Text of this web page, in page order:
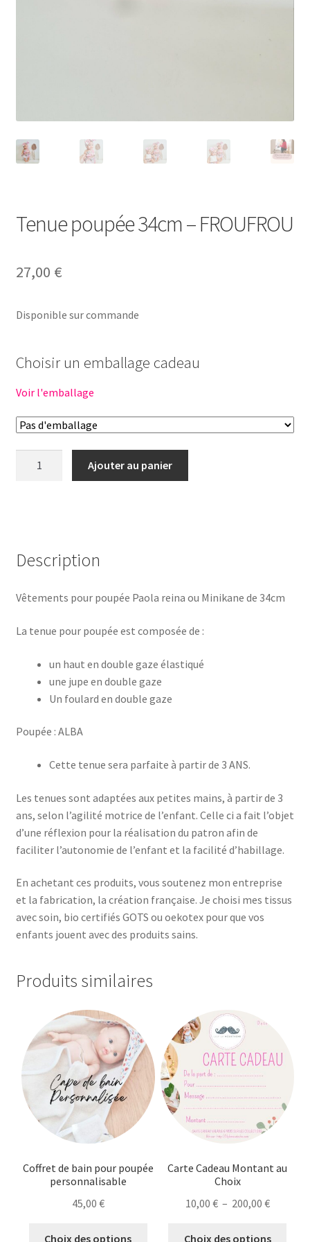
Tenue poupée 34cm – FROUFROU
27,00 €
Disponible sur commande
Choisir un emballage cadeau
Voir l'emballage
FROUFROU
Ajouter au panier
Description
Vêtements pour poupée Paola reina ou Minikane de 34cm
La tenue pour poupée est composée de :
un haut en double gaze élastiqué
une jupe en double gaze
Un foulard en double gaze
Poupée : ALBA
Cette tenue sera parfaite à partir de 3 ANS.
Les tenues sont adaptées aux petites mains, à partir de 3
ans, selon l’agilité motrice de l’enfant. Celle ci a fait l’objet
d’une réflexion pour la réalisation du patron afin de
faciliter l’autonomie de l’enfant et la facilité d’habillage.
En achetant ces produits, vous soutenez mon entreprise
et la fabrication, la création française. Je choisi mes tissus
avec soin, bio certifiés GOTS ou oekotex pour que vos
enfants jouent avec des produits sains.
Produits similaires
Coffret de bain pour poupée
personnalisable
45,00 €
Choix des options
Carte Cadeau Montant au
Choix
10,00 € – 200,00 €Plage
prix :
Choix des options